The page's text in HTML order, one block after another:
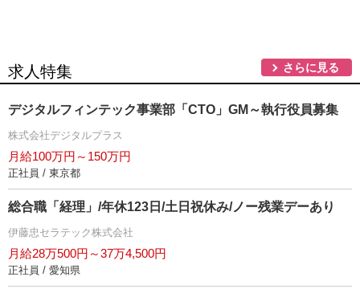
求人特集 さらに見る
デジタルフィンテック事業部「CTO」GM～執行役員募集
株式会社デジタルプラス
月給100万円～150万円
正社員 / 東京都
総合職「経理」/年休123日/土日祝休み/ノー残業デーあり
伊藤忠セラテック株式会社
月給28万500円～37万4,500円
正社員 / 愛知県